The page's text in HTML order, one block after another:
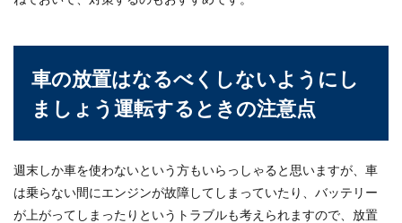
車の放置はなるべくしないようにし
ましょう運転するときの注意点
週末しか車を使わないという方もいらっしゃると思いますが、車
は乗らない間にエンジンが故障してしまっていたり、バッテリー
が上がってしまったりというトラブルも考えられますので、放置